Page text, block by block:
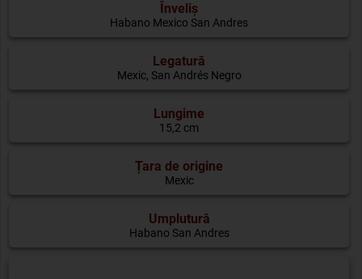
Înveliș
Habano Mexico San Andres
Legatură
Mexic, San Andrés Negro
Lungime
15,2 cm
Țara de origine
Mexic
Umplutură
Habano San Andres